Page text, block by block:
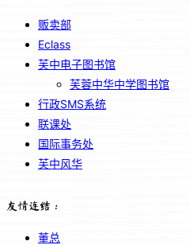
贩卖部
Eclass
芙中电子图书馆
芙蓉中华中学图书馆
行政SMS系统
联课处
国际事务处
芙中风华
友情连结：
董总